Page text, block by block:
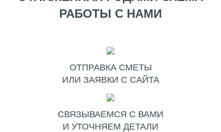
РАБОТЫ С НАМИ
ОТПРАВКА СМЕТЫ
ИЛИ ЗАЯВКИ С САЙТА
СВЯЗЫВАЕМСЯ С ВАМИ
И УТОЧНЯЕМ ДЕТАЛИ